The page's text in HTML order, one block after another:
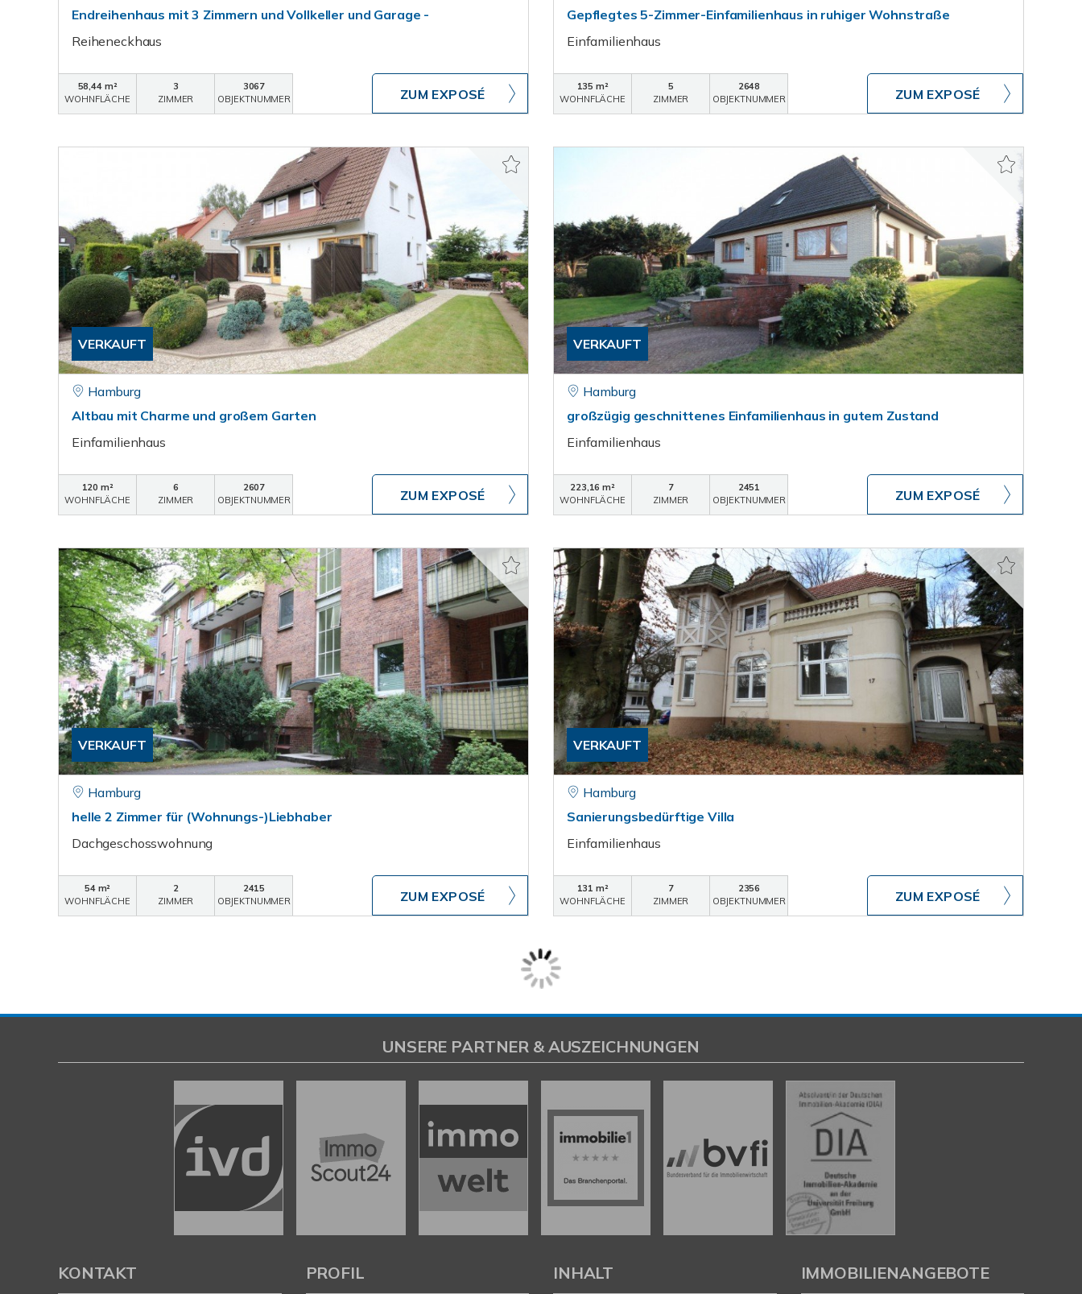
Endreihenhaus mit 3 Zimmern und Vollkeller und Garage -
Reiheneckhaus
58,44 m²
WOHNFLÄCHE
3
ZIMMER
3067
OBJEKTNUMMER
ZUM EXPOSÉ
Gepflegtes 5-Zimmer-Einfamilienhaus in ruhiger Wohnstraße
Einfamilienhaus
135 m²
WOHNFLÄCHE
5
ZIMMER
2648
OBJEKTNUMMER
ZUM EXPOSÉ
VERKAUFT
Hamburg
Altbau mit Charme und großem Garten
Einfamilienhaus
120 m²
WOHNFLÄCHE
6
ZIMMER
2607
OBJEKTNUMMER
ZUM EXPOSÉ
VERKAUFT
Hamburg
großzügig geschnittenes Einfamilienhaus in gutem Zustand
Einfamilienhaus
223,16 m²
WOHNFLÄCHE
7
ZIMMER
2451
OBJEKTNUMMER
ZUM EXPOSÉ
VERKAUFT
Hamburg
helle 2 Zimmer für (Wohnungs-)Liebhaber
Dachgeschosswohnung
54 m²
WOHNFLÄCHE
2
ZIMMER
2415
OBJEKTNUMMER
ZUM EXPOSÉ
VERKAUFT
Hamburg
Sanierungsbedürftige Villa
Einfamilienhaus
131 m²
WOHNFLÄCHE
7
ZIMMER
2356
OBJEKTNUMMER
ZUM EXPOSÉ
VERKAUFT
ERSTBEZUG! Moderne Doppelhaushälfte in gefragter Lage in HH-Lurup